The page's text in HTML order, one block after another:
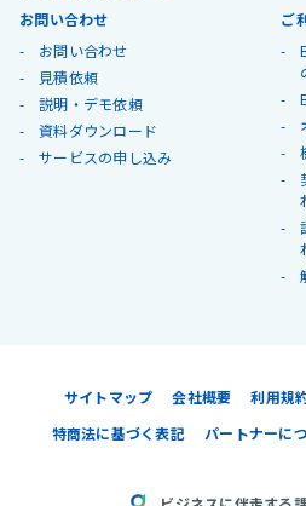
お問い合わせ
お問い合わせ
見積依頼
説明・デモ依頼
資料ダウンロード
サービスの申し込み
ご
サイトマップ 会社概要 利用規
特商法に基づく表記
パートナーに